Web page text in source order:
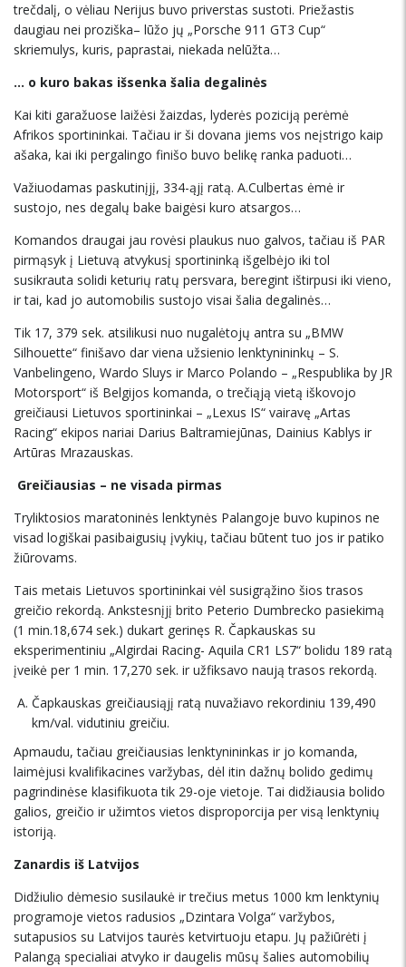
trečdalį, o vėliau Nerijus buvo priverstas sustoti. Priežastis
daugiau nei proziška– lūžo jų „Porsche 911 GT3 Cup“
skriemulys, kuris, paprastai, niekada nelūžta…
… o kuro bakas išsenka šalia degalinės
Kai kiti garažuose laižėsi žaizdas, lyderės poziciją perėmė
Afrikos sportininkai. Tačiau ir ši dovana jiems vos neįstrigo kaip
ašaka, kai iki pergalingo finišo buvo belikę ranka paduoti…
Važiuodamas paskutinįjį, 334-ąjį ratą. A.Culbertas ėmė ir
sustojo, nes degalų bake baigėsi kuro atsargos…
Komandos draugai jau rovėsi plaukus nuo galvos, tačiau iš PAR
pirmąsyk į Lietuvą atvykusį sportininką išgelbėjo iki tol
susikrauta solidi keturių ratų persvara, beregint ištirpusi iki vieno,
ir tai, kad jo automobilis sustojo visai šalia degalinės…
Tik 17, 379 sek. atsilikusi nuo nugalėtojų antra su „BMW
Silhouette“ finišavo dar viena užsienio lenktynininkų – S.
Vanbelingeno, Wardo Sluys ir Marco Polando – „Respublika by JR
Motorsport“ iš Belgijos komanda, o trečiąją vietą iškovojo
greičiausi Lietuvos sportininkai – „Lexus IS“ vairavę „Artas
Racing“ ekipos nariai Darius Baltramiejūnas, Dainius Kablys ir
Artūras Mrazauskas.
Greičiausias – ne visada pirmas
Tryliktosios maratoninės lenktynės Palangoje buvo kupinos ne
visad logiškai pasibaigusių įvykių, tačiau būtent tuo jos ir patiko
žiūrovams.
Tais metais Lietuvos sportininkai vėl susigrąžino šios trasos
greičio rekordą. Ankstesnįjį brito Peterio Dumbrecko pasiekimą
(1 min.18,674 sek.) dukart gerinęs R. Čapkauskas su
eksperimentiniu „Algirdai Racing- Aquila CR1 LS7“ bolidu 189 ratą
įveikė per 1 min. 17,270 sek. ir užfiksavo naują trasos rekordą.
Čapkauskas greičiausiąjį ratą nuvažiavo rekordiniu 139,490
km/val. vidutiniu greičiu.
Apmaudu, tačiau greičiausias lenktynininkas ir jo komanda,
laimėjusi kvalifikacines varžybas, dėl itin dažnų bolido gedimų
pagrindinėse klasifikuota tik 29-oje vietoje. Tai didžiausia bolido
galios, greičio ir užimtos vietos disproporcija per visą lenktynių
istoriją.
Zanardis iš Latvijos
Didžiulio dėmesio susilaukė ir trečius metus 1000 km lenktynių
programoje vietos radusios „Dzintara Volga“ varžybos,
sutapusios su Latvijos taurės ketvirtuoju etapu. Jų pažiūrėti į
Palangą specialiai atvyko ir daugelis mūsų šalies automobilių